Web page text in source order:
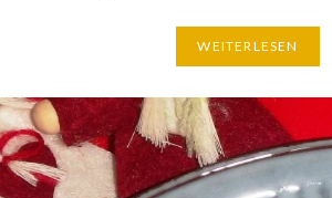
WEITERLESEN